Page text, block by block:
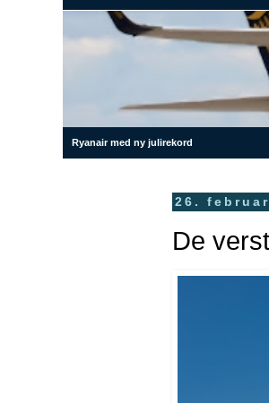
Ryanair med ny julirekord
26. februar
De